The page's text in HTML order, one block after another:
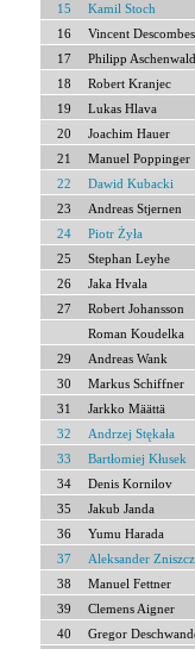
15
Kamil Stoch
16
Vincent
17
Philipp Aschenwald
18
Robert Kranjec
19
Lukas Hlava
20
Joachim Hauer
21
Manuel Poppinger
22
Dawid Kubacki
23
Andreas Stjernen
24
Piotr Żyła
25
Stephan Leyhe
26
Jaka Hvala
27
Robert Johansson
Roman Koudelka
29
Andreas Wank
30
Markus Schiffner
31
Jarkko Määttä
32
Andrzej Stękała
33
Bartłomiej Kłusek
34
Denis Kornilov
35
Jakub Janda
36
Yumu Harada
37
Aleksander
38
Manuel Fettner
39
Clemens Aigner
40
Gregor